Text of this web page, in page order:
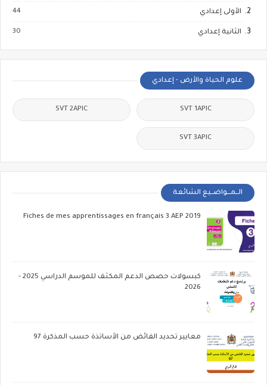
الأولى إعدادي 44
الثانية إعدادي 30
علوم الحياة والأرض - إعدادي
SVT 1APIC
SVT 2APIC
SVT 3APIC
الــمـــواضــيع الشائعة
Fiches de mes apprentissages en français 3 AEP 2019
كبسولات حصص الدعم المكثف للموسم الدراسي 2025 -
2026
معايير تحديد الفائض من الأساتذة حسب المذكرة 97